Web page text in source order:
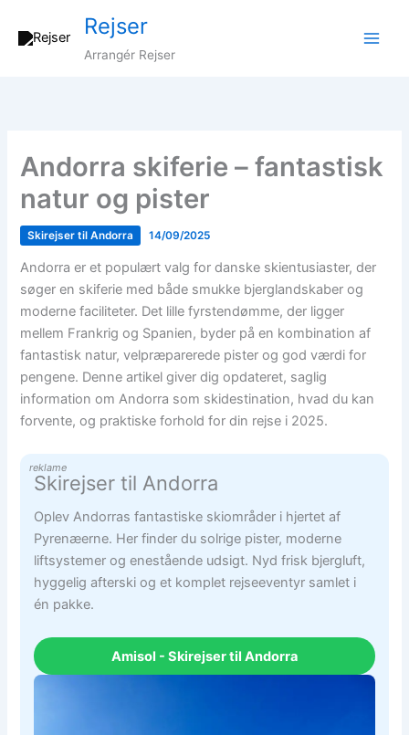
Rejser
Arrangér Rejser
Andorra skiferie – fantastisk
natur og pister
Skirejser til Andorra 14/09/2025
Andorra er et populært valg for danske skientusiaster, der
søger en skiferie med både smukke bjerglandskaber og
moderne faciliteter. Det lille fyrstendømme, der ligger
mellem Frankrig og Spanien, byder på en kombination af
fantastisk natur, velpræparerede pister og god værdi for
pengene. Denne artikel giver dig opdateret, saglig
information om Andorra som skidestination, hvad du kan
forvente, og praktiske forhold for din rejse i 2025.
reklame
Skirejser til Andorra
Oplev Andorras fantastiske skiområder i hjertet af
Pyrenæerne. Her finder du solrige pister, moderne
liftsystemer og enestående udsigt. Nyd frisk bjergluft,
hyggelig afterski og et komplet rejseeventyr samlet i
én pakke.
Amisol - Skirejser til Andorra